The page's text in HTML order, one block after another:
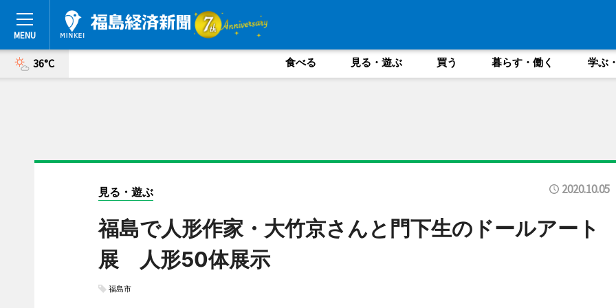
36°C 食べる 見る・遊ぶ 買う 暮らす・働く 学ぶ
見る・遊ぶ 2020.10.05
福島で人形作家・大竹京さんと門下生のドールアート
展 人形50体展示
福島市